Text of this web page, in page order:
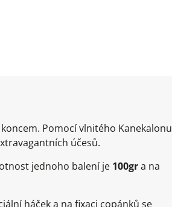
Pomocí vlnitého Kanekalonu
účesů.
jednoho balení je 100gra na
háček a na fixaci copánků se